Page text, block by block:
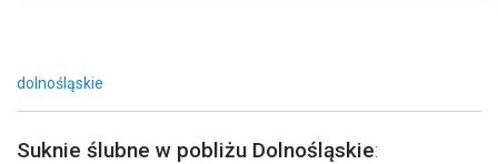
dolnośląskie
Suknie ślubne w pobliżu Dolnośląskie: